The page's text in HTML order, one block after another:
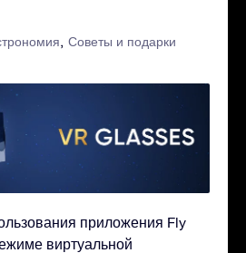
Советы и подарки
приложения Fly
виртуальной